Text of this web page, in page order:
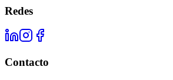
Redes
Contacto